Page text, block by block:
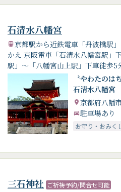
石清水八幡宮
京都駅から近鉄電車「丹波橋駅
かえ 京阪電車「石清水八幡宮駅」
駅」～「八幡宮山上駅」下車徒歩5
〝やわたのは
石清水八幡宮
京都府八幡
駐車場あり
お守り・おみく
三石神社 ご祈祷予約/問合せ可能